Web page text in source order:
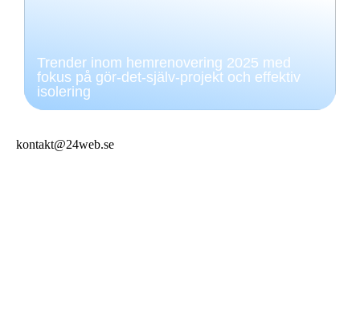
Trender inom hemrenovering 2025 med
fokus på gör-det-själv-projekt och effektiv
isolering
kontakt@24web.se